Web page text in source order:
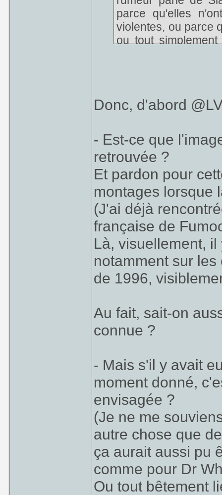
parce qu'elles
violentes, ou parce
ou tout
Donc, d'abord
- Est-ce que
retrouvée ?
Et pardon pour
montages lorsque
(J'ai déjà
française de
Là, visuellement,
notamment sur
de 1996,
Au fait, sait-on
connue ?
- Mais s'il y avait
moment donné,
envisagée ?
(Je ne me
autre chose que
ça aurait aussi pu
comme pour Dr
Ou tout bêtement